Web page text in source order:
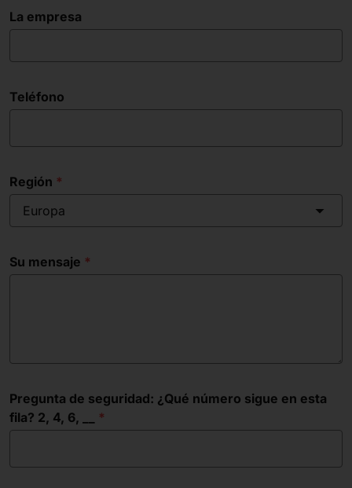
La empresa
Teléfono
Región
Europa
Su mensaje
Pregunta de seguridad: ¿Qué número sigue en esta
fila? 2, 4, 6, __